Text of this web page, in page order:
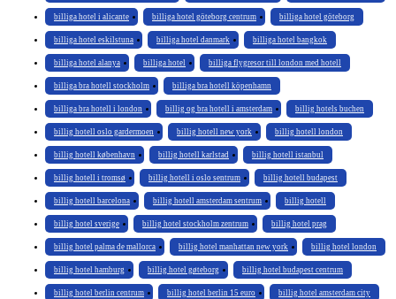
billiga hotel i alicante billiga hotel göteborg centrum billiga hotel göteborg
billiga hotel eskilstuna billiga hotel danmark billiga hotel bangkok
billiga hotel alanya billiga hotel billiga flygresor till london med hotell
billiga bra hotell stockholm billiga bra hotell köpenhamn
billiga bra hotell i london billig og bra hotell i amsterdam billig hotels buchen
billig hotell oslo gardermoen billig hotell new york billig hotell london
billig hotell københavn billig hotell karlstad billig hotell istanbul
billig hotell i tromsø billig hotell i oslo sentrum billig hotell budapest
billig hotell barcelona billig hotell amsterdam sentrum billig hotell
billig hotel sverige billig hotel stockholm zentrum billig hotel prag
billig hotel palma de mallorca billig hotel manhattan new york billig hotel london
billig hotel hamburg billig hotel gøteborg billig hotel budapest centrum
billig hotel berlin centrum billig hotel berlin 15 euro billig hotel amsterdam city